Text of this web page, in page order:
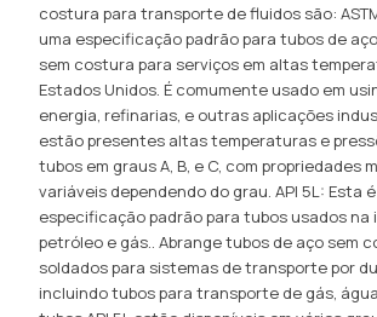
costura para transporte de fluidos são:
uma especificação padrão para tubos de
sem costura para serviços em altas
Estados Unidos. É comumente usado em
energia, refinarias, e outras aplicações
estão presentes altas temperaturas e
tubos em graus A, B, e C, com propriedades
variáveis ​​dependendo do grau. API 5L: Esta
especificação padrão para tubos usados ​​na
petróleo e gás.. Abrange tubos de aço sem
soldados para sistemas de transporte por
incluindo tubos para transporte de gás,